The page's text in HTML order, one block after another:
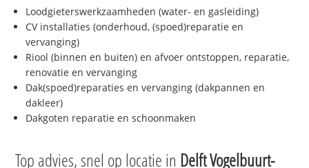
Loodgieterswerkzaamheden (water- en gasleiding)
CV installaties (onderhoud, (spoed)reparatie en
vervanging)
Riool (binnen en buiten) en afvoer ontstoppen, reparatie,
renovatie en vervanging
Dak(spoed)reparaties en vervanging (dakpannen en
dakleer)
Dakgoten reparatie en schoonmaken
Top advies, snel op locatie in Delft Vogelbuurt-